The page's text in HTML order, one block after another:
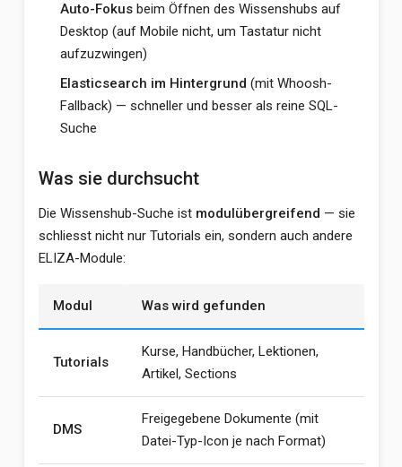
Auto-Fokusbeim Öffnen des Wissenshubs auf
Desktop (auf Mobile nicht, um Tastatur nicht
aufzuzwingen)
Elasticsearch im Hintergrund (mit Whoosh-
Fallback) — schneller und besser als reine SQL-
Suche
Was sie durchsucht
Die Wissenshub-Suche ist modulübergreifend — sie
schliesst nicht nur Tutorials ein, sondern auch andere
ELIZA-Module:
Modul Was wird gefunden
Tutorials
Kurse, Handbücher, Lektionen,
Artikel, Sections
DMS
Freigegebene Dokumente (mit
Datei-Typ-Icon je nach Format)